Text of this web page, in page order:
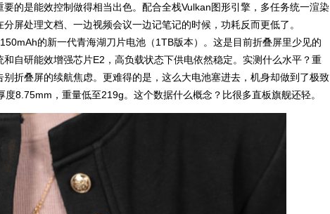
的是能效控制做得相当出色。配合全栈Vulkan图形引擎，多任务统一渲染
屏处理文档、一边视频会议一边记笔记的时候，功耗反而更低了。
的新一代青海湖刀片电池（1TB版本）。这是目前折叠屏里少见的
自研能效增强芯片E2，高负载状态下供电依然稳定。实测什么水平？重
折叠屏的续航焦虑。更难得的是，这么大电池塞进去，机身却做到了极致
8.75mm，重量低至219g。这个数据什么概念？比很多直板旗舰还轻。